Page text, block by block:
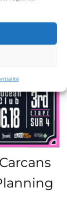
sur
plus.
et Surf